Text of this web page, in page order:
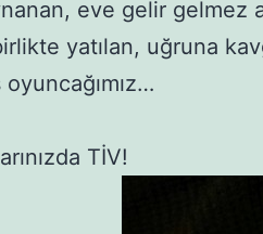
eve gelir gelmez
yatılan, uğruna
TİV!